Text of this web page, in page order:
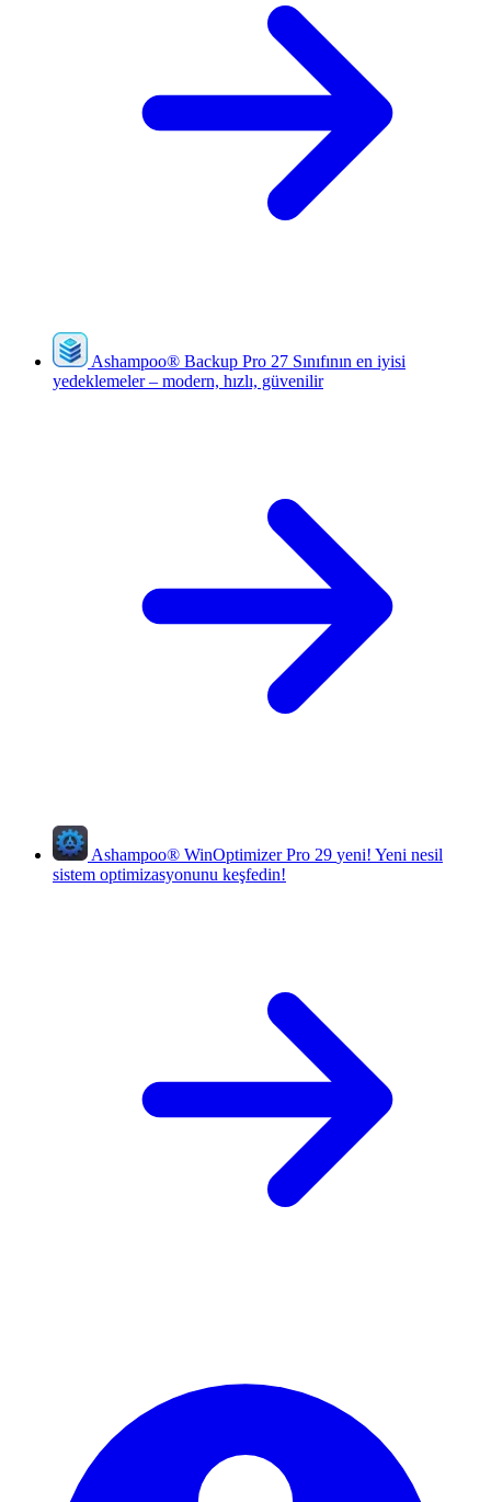
Ashampoo® Backup Pro 27 Sınıfının en iyisi
yedeklemeler – modern, hızlı, güvenilir
Ashampoo® WinOptimizer Pro 29 yeni! Yeni nesil
sistem optimizasyonunu keşfedin!